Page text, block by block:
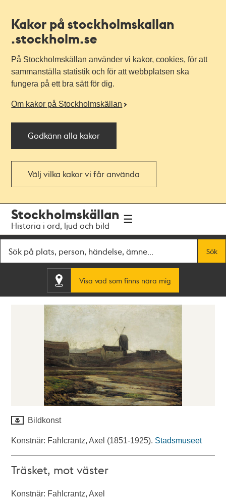
Kakor på stockholmskallan
.stockholm.se
På Stockholmskällan använder vi kakor, cookies, för att
sammanställa statistik och för att webbplatsen ska
fungera på ett bra sätt för dig.
Om kakor på Stockholmskällan
Godkänn alla kakor
Välj vilka kakor vi får använda
navigationen
huvudinnehållet
Stockholmskällan
Historia i ord, ljud och bild
Sök
Visa vad som finns nära mig
Bildkonst
Konstnär: Fahlcrantz, Axel (1851-1925). Stadsmuseet
Träsket, mot väster
Konstnär: Fahlcrantz, Axel